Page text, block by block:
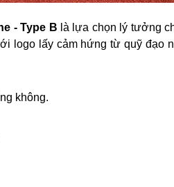
- Type B là lựa chọn lý tưởng
logo lấy cảm hứng từ quỹ đạo
không.